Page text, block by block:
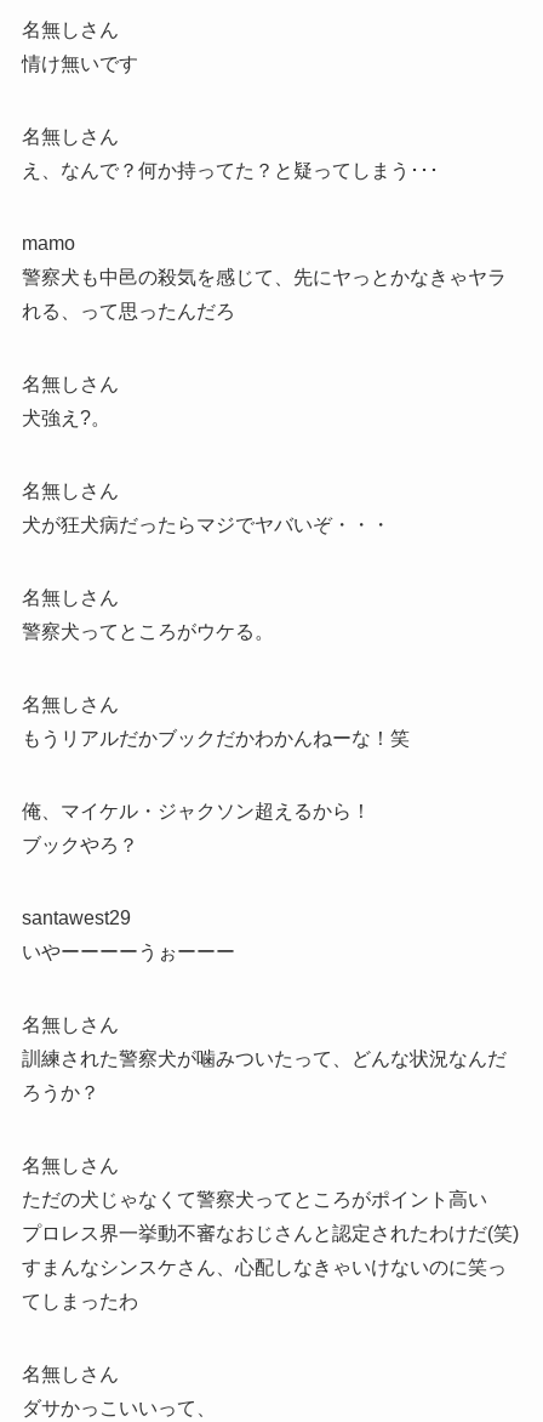
名無しさん
情け無いです
名無しさん
え、なんで？何か持ってた？と疑ってしまう･･･
mamo
警察犬も中邑の殺気を感じて、先にヤっとかなきゃヤラ
れる、って思ったんだろ
名無しさん
犬強え?。
名無しさん
犬が狂犬病だったらマジでヤバいぞ・・・
名無しさん
警察犬ってところがウケる。
名無しさん
もうリアルだかブックだかわかんねーな！笑
俺、マイケル・ジャクソン超えるから！
ブックやろ？
santawest29
いやーーーーうぉーーー
名無しさん
訓練された警察犬が噛みついたって、どんな状況なんだ
ろうか？
名無しさん
ただの犬じゃなくて警察犬ってところがポイント高い
プロレス界一挙動不審なおじさんと認定されたわけだ(笑)
すまんなシンスケさん、心配しなきゃいけないのに笑っ
てしまったわ
名無しさん
ダサかっこいいって、